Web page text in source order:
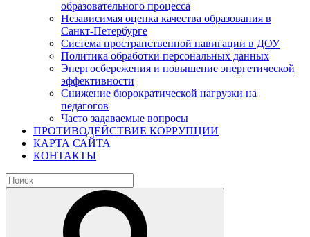
образовательного процесса
Независимая оценка качества образования в
Санкт-Петербурге
Система пространственной навигации в ДОУ
Политика обработки персональных данных
Энергосбережения и повышение энергетической
эффективности
Снижение бюрократической нагрузки на
педагогов
Часто задаваемые вопросы
ПРОТИВОДЕЙСТВИЕ КОРРУПЦИИ
КАРТА САЙТА
КОНТАКТЫ